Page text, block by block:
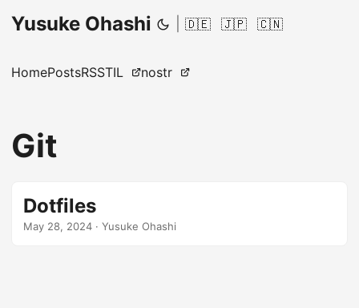
Yusuke Ohashi 🇩🇪 🇯🇵 🇨🇳
HomePostsRSSTIL nostr
Git
Dotfiles
May 28, 2024 · Yusuke Ohashi